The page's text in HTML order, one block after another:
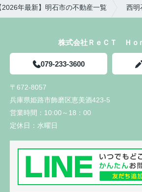
2026年最新】明石市の不動産一覧 西明
株式会社ＲｅＣＴ Ｈｏ
079-233-3600
〒672-8057
兵庫県姫路市飾磨区恵美酒423-5
営業時間： 10:00～18：00
定休日： 水曜日